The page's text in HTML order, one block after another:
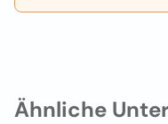
Ähnliche